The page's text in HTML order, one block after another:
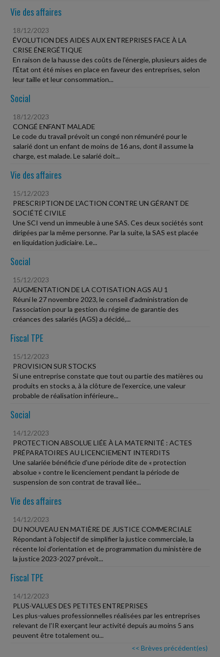
Vie des affaires
18/12/2023
ÉVOLUTION DES AIDES AUX ENTREPRISES FACE À LA
CRISE ÉNERGÉTIQUE
En raison de la hausse des coûts de l'énergie, plusieurs aides de
l'État ont été mises en place en faveur des entreprises, selon
leur taille et leur consommation...
Social
18/12/2023
CONGÉ ENFANT MALADE
Le code du travail prévoit un congé non rémunéré pour le
salarié dont un enfant de moins de 16 ans, dont il assume la
charge, est malade. Le salarié doit...
Vie des affaires
15/12/2023
PRESCRIPTION DE L'ACTION CONTRE UN GÉRANT DE
SOCIÉTÉ CIVILE
Une SCI vend un immeuble à une SAS. Ces deux sociétés sont
dirigées par la même personne. Par la suite, la SAS est placée
en liquidation judiciaire. Le...
Social
15/12/2023
AUGMENTATION DE LA COTISATION AGS AU 1
Réuni le 27 novembre 2023, le conseil d'administration de
l'association pour la gestion du régime de garantie des
créances des salariés (AGS) a décidé,...
Fiscal TPE
15/12/2023
PROVISION SUR STOCKS
Si une entreprise constate que tout ou partie des matières ou
produits en stocks a, à la clôture de l'exercice, une valeur
probable de réalisation inférieure...
Social
14/12/2023
PROTECTION ABSOLUE LIÉE À LA MATERNITÉ : ACTES
PRÉPARATOIRES AU LICENCIEMENT INTERDITS
Une salariée bénéficie d'une période dite de « protection
absolue » contre le licenciement pendant la période de
suspension de son contrat de travail liée...
Vie des affaires
14/12/2023
DU NOUVEAU EN MATIÈRE DE JUSTICE COMMERCIALE
Répondant à l'objectif de simplifier la justice commerciale, la
récente loi d'orientation et de programmation du ministère de
la justice 2023-2027 prévoit...
Fiscal TPE
14/12/2023
PLUS-VALUES DES PETITES ENTREPRISES
Les plus-values professionnelles réalisées par les entreprises
relevant de l'IR exerçant leur activité depuis au moins 5 ans
peuvent être totalement ou...
<< Brèves précédent(es)